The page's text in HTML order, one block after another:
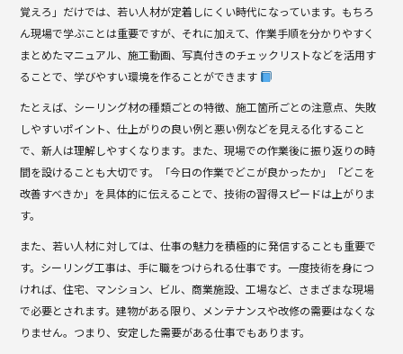
覚えろ」だけでは、若い人材が定着しにくい時代になっています。もちろ
ん現場で学ぶことは重要ですが、それに加えて、作業手順を分かりやすく
まとめたマニュアル、施工動画、写真付きのチェックリストなどを活用す
ることで、学びやすい環境を作ることができます
たとえば、シーリング材の種類ごとの特徴、施工箇所ごとの注意点、失敗
しやすいポイント、仕上がりの良い例と悪い例などを見える化すること
で、新人は理解しやすくなります。また、現場での作業後に振り返りの時
間を設けることも大切です。「今日の作業でどこが良かったか」「どこを
改善すべきか」を具体的に伝えることで、技術の習得スピードは上がりま
す。
また、若い人材に対しては、仕事の魅力を積極的に発信することも重要で
す。シーリング工事は、手に職をつけられる仕事です。一度技術を身につ
ければ、住宅、マンション、ビル、商業施設、工場など、さまざまな現場
で必要とされます。建物がある限り、メンテナンスや改修の需要はなくな
りません。つまり、安定した需要がある仕事でもあります。